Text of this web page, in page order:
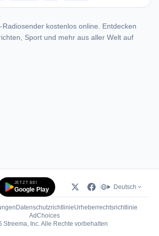
Radiosender kostenlos online. Entdecken
Sport und mehr aus aller Welt auf
JETZT BEI
Google Play Deutsch
DatenschutzrichtlinieUrheberrechtsrichtlinie
AdChoices(öffnet in neuem Tab)
Streema, Inc. Alle Rechte vorbehalten